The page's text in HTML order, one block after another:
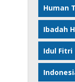
Human
Ibadah
Idul Fitri